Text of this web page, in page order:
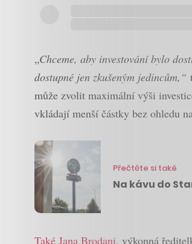
„Chceme, aby investování bylo
dostupné jen zkušeným jedincům,“
může zvolit maximální výši
vkládají menší částky bez ohledu
Přečtěte si také
Na kávu do
Také Jana Brodani, výkonná